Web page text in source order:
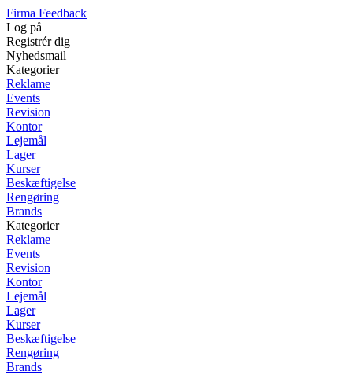
Firma Feedback
Log på
Registrér dig
Nyhedsmail
Kategorier
Reklame
Events
Revision
Kontor
Lejemål
Lager
Kurser
Beskæftigelse
Rengøring
Brands
Kategorier
Reklame
Events
Revision
Kontor
Lejemål
Lager
Kurser
Beskæftigelse
Rengøring
Brands